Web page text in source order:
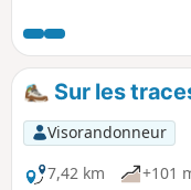
Sur les
Visorandonneur
7,42 km
+101